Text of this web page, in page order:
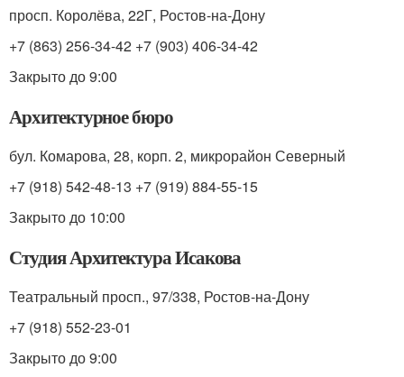
просп. Королёва, 22Г, Ростов-на-Дону
+7 (863) 256-34-42 +7 (903) 406-34-42
Закрыто до 9:00
Архитектурное бюро
бул. Комарова, 28, корп. 2, микрорайон Северный
+7 (918) 542-48-13 +7 (919) 884-55-15
Закрыто до 10:00
Студия Архитектура Исакова
Театральный просп., 97/338, Ростов-на-Дону
+7 (918) 552-23-01
Закрыто до 9:00